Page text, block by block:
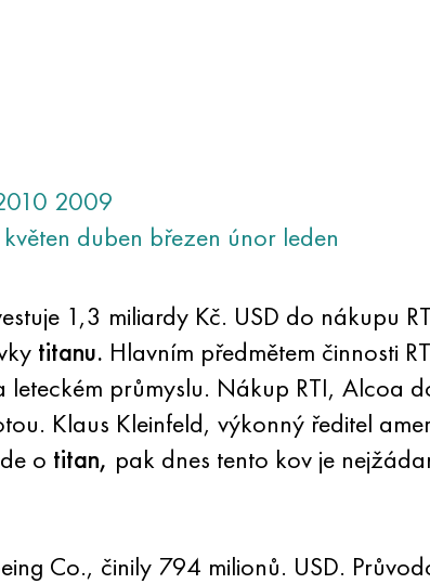
2009
květen duben březen únor leden
1,3 miliardy Kč. USD do nákupu
titanu. Hlavním předmětem činnosti
průmyslu. Nákup RTI, Alcoa
Klaus Kleinfeld, výkonný ředitel
o titan, pak dnes tento kov je
Co., činily 794 milionů. USD.